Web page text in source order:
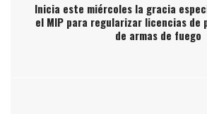
Inicia este miércoles la gracia
el MIP para regularizar licencias de
de armas de fuego